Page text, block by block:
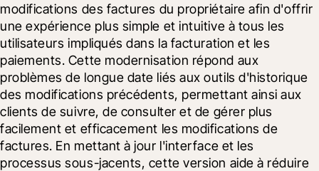
modifications des factures du propriétaire afin d'offrir
une expérience plus simple et intuitive à tous les
utilisateurs impliqués dans la facturation et les
paiements. Cette modernisation répond aux
problèmes de longue date liés aux outils d'historique
des modifications précédents, permettant ainsi aux
clients de suivre, de consulter et de gérer plus
facilement et efficacement les modifications de
factures. En mettant à jour l'interface et les
processus sous-jacents, cette version aide à réduire